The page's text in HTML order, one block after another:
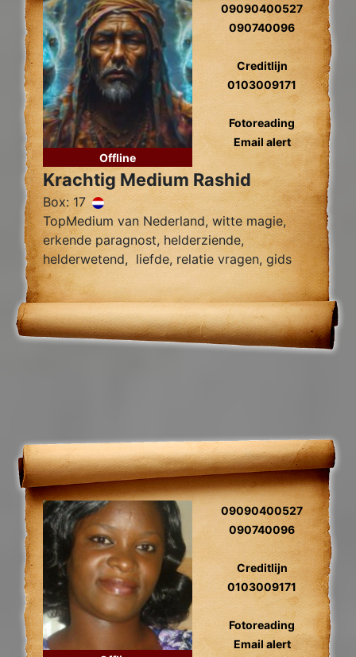
Offline
09090400527
090740096
Creditlijn
0103009171
Fotoreading
Email alert
Krachtig Medium Rashid
Box: 17
TopMedium van Nederland, witte magie,
erkende paragnost, helderziende,
helderwetend, liefde, relatie vragen, gids
contact, relatie hersteller, toekomst
voorspelling, foto lezen, zwarte magie
verwijdering.
09090400527
090740096
Creditlijn
0103009171
Fotoreading
Email alert